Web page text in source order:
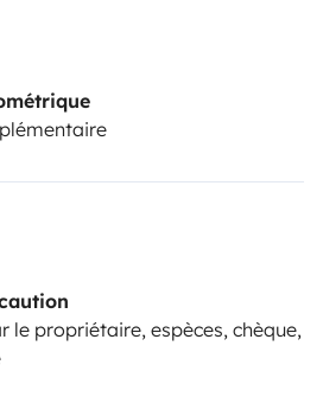
le propriétaire, espèces, chèque,